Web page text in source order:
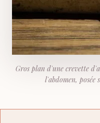
Gros plan d'une crevette
l'abdomen, posée